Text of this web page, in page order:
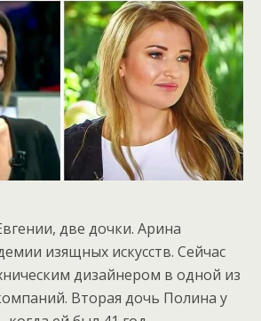
две дочки. Арина
изящных искусств. Сейчас
дизайнером в одной из
Вторая дочь Полина у